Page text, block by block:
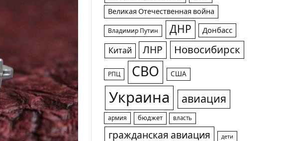
Великая Отечественная война
Владимир Путин ДНР Донбасс
Китай ЛНР Новосибирск
РПЦ СВО США
Украина авиация
армия бюджет власть
гражданская авиация дети